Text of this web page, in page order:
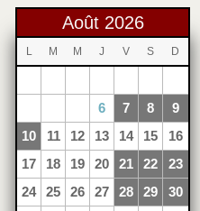
Août 2026
L M M J V S D
6 7 8
9
10
11 12 13 14 15
16
17
18 19 20 21 22
23
24
25 26 27 28 29
30